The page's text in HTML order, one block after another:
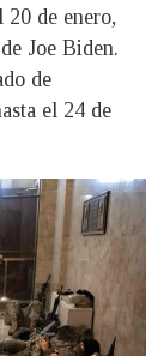
20 de enero,
Joe Biden.
de
el 24 de